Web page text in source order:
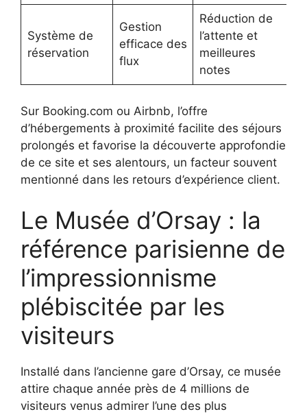
Système de
réservation
Gestion
efficace des
flux
Réduction de
l’attente et
meilleures
notes
Sur Booking.com ou Airbnb, l’offre
d’hébergements à proximité facilite des séjours
prolongés et favorise la découverte approfondie
de ce site et ses alentours, un facteur souvent
mentionné dans les retours d’expérience client.
Le Musée d’Orsay : la
référence parisienne de
l’impressionnisme
plébiscitée par les
visiteurs
Installé dans l’ancienne gare d’Orsay, ce musée
attire chaque année près de 4 millions de
visiteurs venus admirer l’une des plus